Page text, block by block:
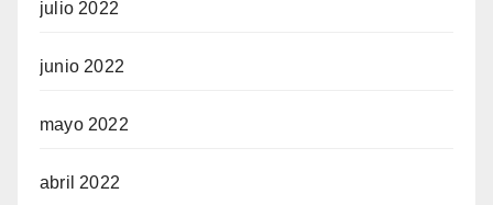
julio 2022
junio 2022
mayo 2022
abril 2022